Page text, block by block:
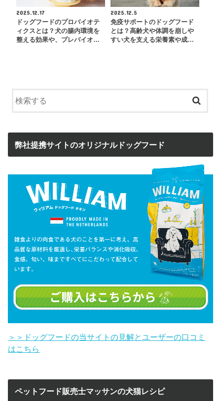
2025.12.17
ドッグフードのプロバイオテ
ィクスとは？犬の腸内環境を
整える効果や、プレバイオ…
2025.12.5
免疫サポートのドッグフード
とは？高齢犬や体調を崩しや
すい犬を支える栄養素や成…
弊社提携サイトのオリジナルドッグフード
＞＞ドッグフードの当サイトの見解とユーザーの口コミ
はこちら
ペットフード販売士マッサンの犬猫レシピ